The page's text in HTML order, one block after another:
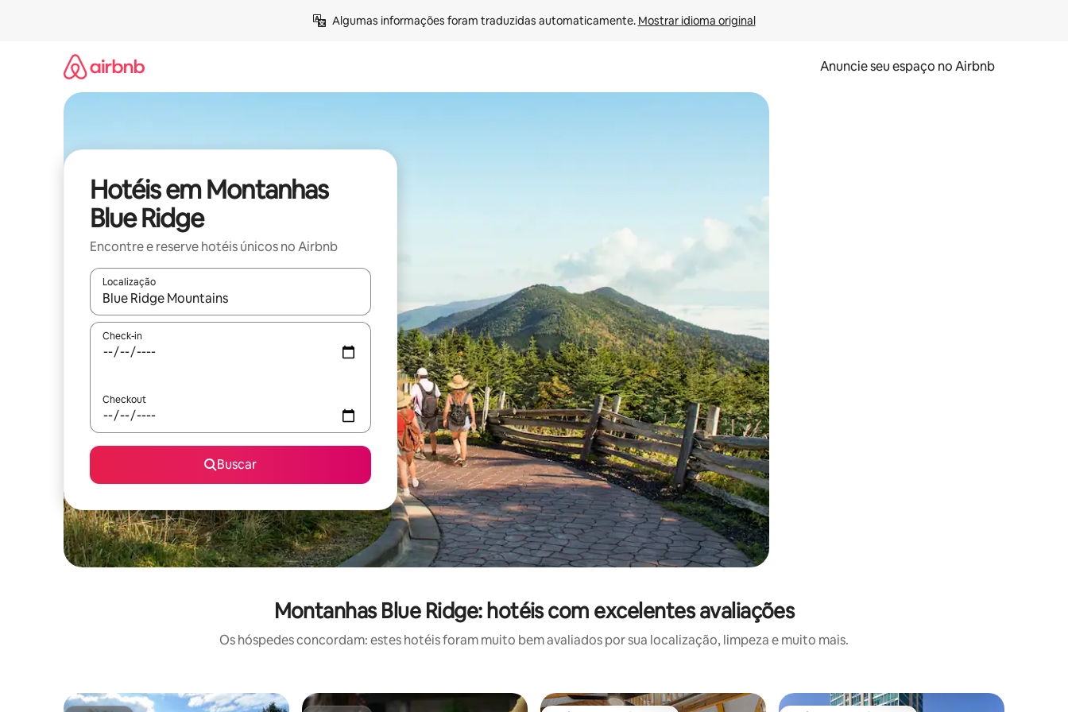
Algumas informações foram traduzidas automaticamente. Mostrar idioma original
Anuncie seu espaço no Airbnb
Hotéis em Montanhas
Blue Ridge
Encontre e reserve hotéis únicos no Airbnb
Localização
Quando os resultados estiverem disponíveis, explore-os usando as seta para cima e para baixo do teclado ou tocando e deslizando o dedo na tela.
Check-in
Checkout
Buscar
Montanhas Blue Ridge: hotéis com excelentes avaliações
Os hóspedes concordam: estes hotéis foram muito bem avaliados por sua localização, limpeza e muito mais.